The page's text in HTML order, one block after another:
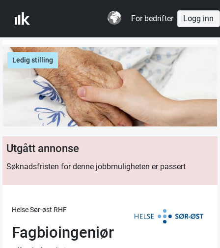
For bedrifter Logg inn
Ledig stilling
Utgått annonse
Søknadsfristen for denne jobbmuligheten er passert
Helse Sør-øst RHF
Fagbioingeniør